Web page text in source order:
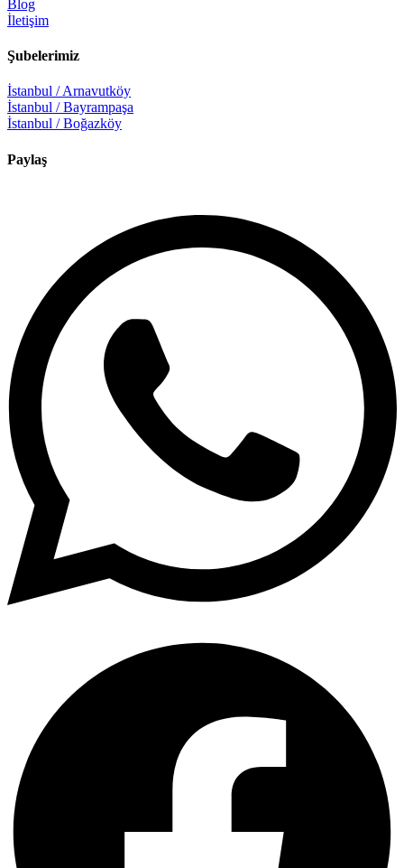
Blog
İletişim
Şubelerimiz
İstanbul / Arnavutköy
İstanbul / Bayrampaşa
İstanbul / Boğazköy
Paylaş